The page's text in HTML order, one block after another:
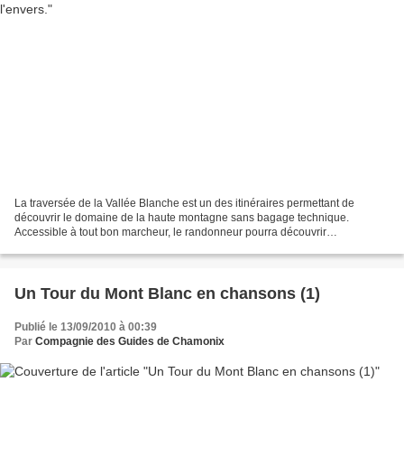
La traversée de la Vallée Blanche est un des itinéraires permettant de
découvrir le domaine de la haute montagne sans bagage technique.
Accessible à tout bon marcheur, le randonneur pourra découvrir
Un Tour du Mont Blanc en chansons (1)
Publié le 13/09/2010 à 00:39
Par Compagnie des Guides de Chamonix